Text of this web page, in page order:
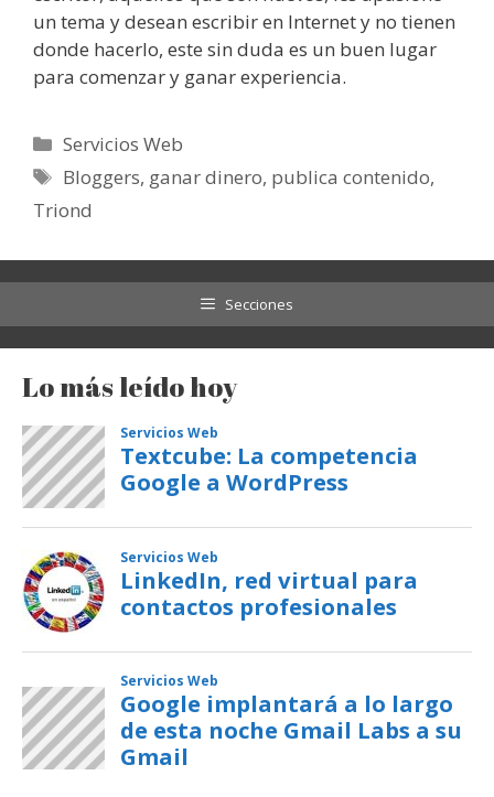
un tema y desean escribir en Internet y no tienen
donde hacerlo, este sin duda es un buen lugar
para comenzar y ganar experiencia.
Categorías
Servicios Web
Etiquetas
Bloggers, ganar dinero, publica contenido,
Triond
Secciones
Lo más leído hoy